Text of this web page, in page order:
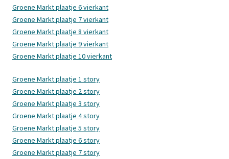
Groene Markt plaatje 6 vierkant
Groene Markt plaatje 7 vierkant
Groene Markt plaatje 8 vierkant
Groene Markt plaatje 9 vierkant
Groene Markt plaatje 10 vierkant
Groene Markt plaatje 1 story
Groene Markt plaatje 2 story
Groene Markt plaatje 3 story
Groene Markt plaatje 4 story
Groene Markt plaatje 5 story
Groene Markt plaatje 6 story
Groene Markt plaatje 7 story